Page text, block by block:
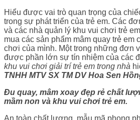
Hiểu được vai trò quan trọng của
trong sự phát triển của trẻ em. Các
và các nhà quản lý khu vui chơi trẻ
mua các sản phẩm mâm quay trẻ em
chơi của mình. Một trong những đơn
được phần lớn sự tín nhiệm của các
khu vui chơi giải trí trẻ em trong nhà
TNHH MTV SX TM DV Hoa Sen
Đu quay, mâm xoay đẹp rẻ chất
mầm non và khu vui chơi trẻ em.
An toàn chất lượng, mẫu mã phong